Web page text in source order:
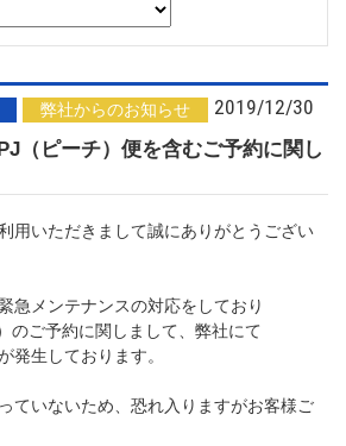
弊社からのお知らせ
2019/12/30
（ピーチ）便を含むご予約に関し
用いただきまして誠にありがとうござい
急メンテナンスの対応をしており
のご予約に関しまして、弊社にて
発生しております。
ていないため、恐れ入りますがお客様ご